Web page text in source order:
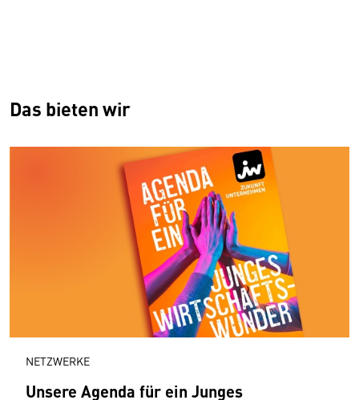
Das bieten wir
NETZWERKE
Unsere Agenda für ein Junges